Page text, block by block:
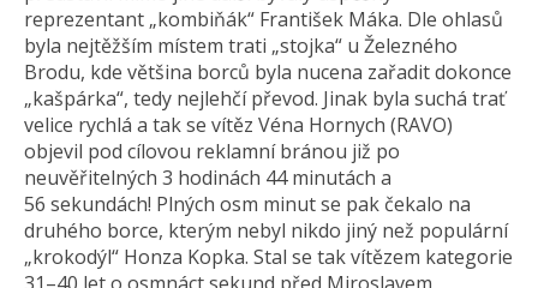
reprezentant „kombiňák“ František Máka. Dle ohlasů
byla nejtěžším místem trati „stojka“ u Železného
Brodu, kde většina borců byla nucena zařadit dokonce
„kašpárka“, tedy nejlehčí převod. Jinak byla suchá trať
velice rychlá a tak se vítěz Véna Hornych (RAVO)
objevil pod cílovou reklamní bránou již po
neuvěřitelných 3 hodinách 44 minutách a
56 sekundách! Plných osm minut se pak čekalo na
druhého borce, kterým nebyl nikdo jiný než populární
„krokodýl“ Honza Kopka. Stal se tak vítězem kategorie